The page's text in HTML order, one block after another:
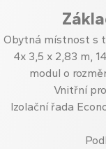
Obytná místnost s
4x 3,5 x 2,83 m,
modul o
Vnitřní
Izolační řada